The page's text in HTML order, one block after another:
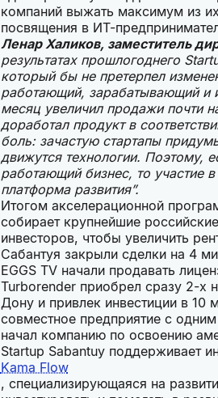
компаний выжать максимум из
посвящения в ИТ-
Ленар Халиков, заместитель
результатах прошлогоднего
который бы не претерпел
работающий, зарабатывающий и
месяц увеличил продажи почти
доработал продукт в
боль: зачастую стартапы
движутся технологии. Поэтому,
работающий бизнес, то участие
платформа развития”.
Итогом акселерационной
собирает крупнейшие
инвесторов, чтобы увеличить
Сабантуя закрыли сделки на 4
EGGS TV начали продавать
Turborender приобрел сразу 2-х
Дону и привлек инвестиции в 10
совместное предприятие с
начал компанию по освоению
Startup Sabantuy поддерживает
Kama Flow
, специализирующаяся на